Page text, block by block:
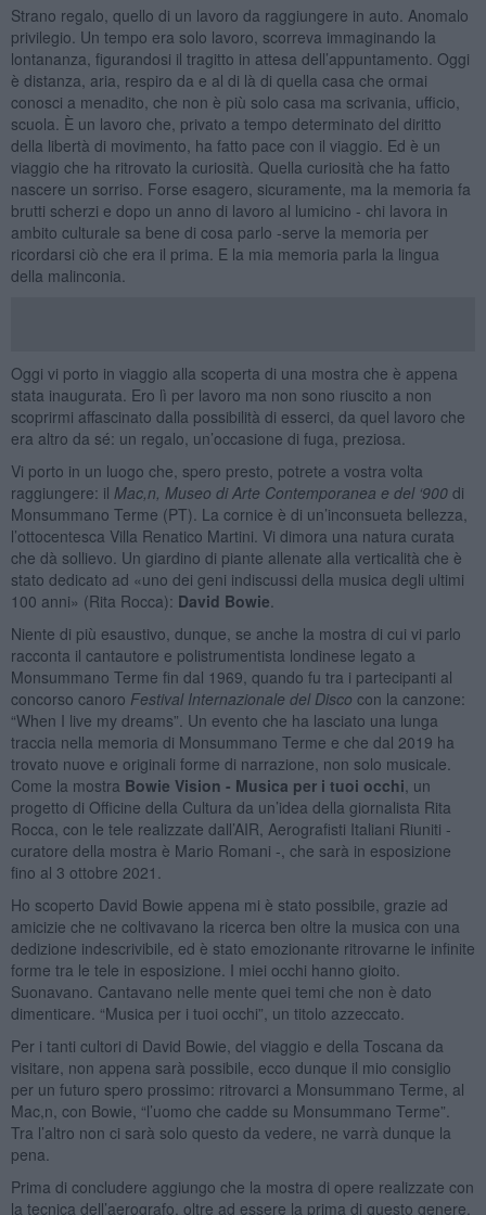
Strano regalo, quello di un lavoro da raggiungere in auto. Anomalo
privilegio. Un tempo era solo lavoro, scorreva immaginando la
lontananza, figurandosi il tragitto in attesa dell’appuntamento. Oggi
è distanza, aria, respiro da e al di là di quella casa che ormai
conosci a menadito, che non è più solo casa ma scrivania, ufficio,
scuola. È un lavoro che, privato a tempo determinato del diritto
della libertà di movimento, ha fatto pace con il viaggio. Ed è un
viaggio che ha ritrovato la curiosità. Quella curiosità che ha fatto
nascere un sorriso. Forse esagero, sicuramente, ma la memoria fa
brutti scherzi e dopo un anno di lavoro al lumicino - chi lavora in
ambito culturale sa bene di cosa parlo -serve la memoria per
ricordarsi ciò che era il prima. E la mia memoria parla la lingua
della malinconia.
Oggi vi porto in viaggio alla scoperta di una mostra che è appena
stata inaugurata. Ero lì per lavoro ma non sono riuscito a non
scoprirmi affascinato dalla possibilità di esserci, da quel lavoro che
era altro da sé: un regalo, un’occasione di fuga, preziosa.
Vi porto in un luogo che, spero presto, potrete a vostra volta
raggiungere: il Mac,n, Museo di Arte Contemporanea e del ‘900di
Monsummano Terme (PT). La cornice è di un’inconsueta bellezza,
l’ottocentesca Villa Renatico Martini. Vi dimora una natura curata
che dà sollievo. Un giardino di piante allenate alla verticalità che è
stato dedicato ad «uno dei geni indiscussi della musica degli ultimi
100 anni» (Rita Rocca): David Bowie
Niente di più esaustivo, dunque, se anche la mostra di cui vi parlo
racconta il cantautore e polistrumentista londinese legato a
Monsummano Terme fin dal 1969, quando fu tra i partecipanti al
concorso canoro Festival Internazionale del Disco con la canzone:
“When I live my dreams”. Un evento che ha lasciato una lunga
traccia nella memoria di Monsummano Terme e che dal 2019 ha
trovato nuove e originali forme di narrazione, non solo musicale.
Come la mostra Bowie Vision - Musica per i tuoi occhi , un
progetto di Officine della Cultura da un’idea della giornalista Rita
Rocca, con le tele realizzate dall’AIR, Aerografisti Italiani Riuniti -
curatore della mostra è Mario Romani -, che sarà in esposizione
fino al 3 ottobre 2021.
Ho scoperto David Bowie appena mi è stato possibile, grazie ad
amicizie che ne coltivavano la ricerca ben oltre la musica con una
dedizione indescrivibile, ed è stato emozionante ritrovarne le infinite
forme tra le tele in esposizione. I miei occhi hanno gioito.
Suonavano. Cantavano nelle mente quei temi che non è dato
dimenticare. “Musica per i tuoi occhi”, un titolo azzeccato.
Per i tanti cultori di David Bowie, del viaggio e della Toscana da
visitare, non appena sarà possibile, ecco dunque il mio consiglio
per un futuro spero prossimo: ritrovarci a Monsummano Terme, al
Mac,n, con Bowie, “l’uomo che cadde su Monsummano Terme”.
Tra l’altro non ci sarà solo questo da vedere, ne varrà dunque la
pena.
Prima di concludere aggiungo che la mostra di opere realizzate con
la tecnica dell’aerografo, oltre ad essere la prima di questo genere,